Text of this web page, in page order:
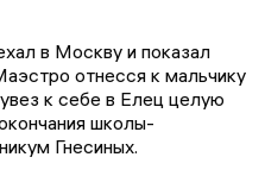
в Москву и показал
отнесся к мальчику
к себе в Елец целую
школы-
Гнесиных.